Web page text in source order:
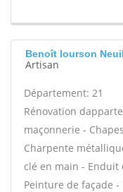
Benoît lourson
Artisan
Département: 21
Rénovation
maçonnerie -
Charpente
clé en main - Enduit
Peinture de façade